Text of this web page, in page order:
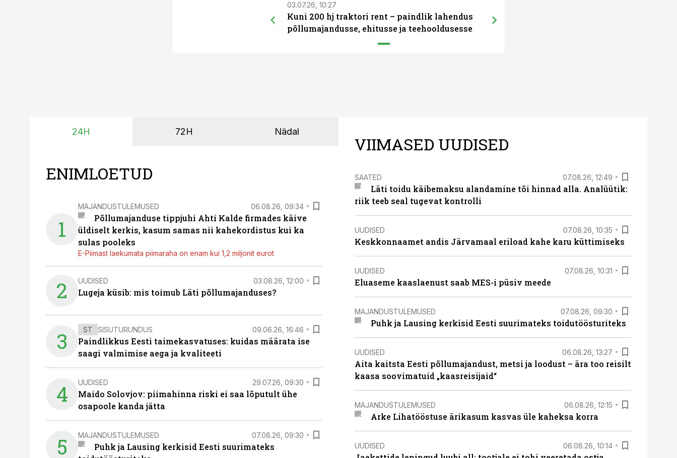
03.07.26, 10:27
Kuni 200 hj traktori rent – paindlik lahendus
põllumajandusse, ehitusse ja teehooldusesse
24H 72H Nädal
ENIMLOETUD
1
MAJANDUSTULEMUSED 06.08.26, 09:34
Põllumajanduse tippjuhi Ahti Kalde firmades käive
üldiselt kerkis, kasum samas nii kahekordistus kui ka
sulas pooleks
E-Piimast laekumata piimaraha on enam kui 1,2 miljonit eurot
2 UUDISED 03.08.26, 12:00
Lugeja küsib: mis toimub Läti põllumajanduses?
3 ST SISUTURUNDUS 09.06.26, 16:46
Paindlikkus Eesti taimekasvatuses: kuidas määrata ise
saagi valmimise aega ja kvaliteeti
4 UUDISED 29.07.26, 09:30
Maido Solovjov: piimahinna riski ei saa lõputult ühe
osapoole kanda jätta
5 MAJANDUSTULEMUSED 07.08.26, 09:30
Puhk ja Lausing kerkisid Eesti suurimateks
VIIMASED UUDISED
SAATED 07.08.26, 12:49
Läti toidu käibemaksu alandamine tõi hinnad alla. Analüütik:
riik teeb seal tugevat kontrolli
UUDISED 07.08.26, 10:35
Keskkonnaamet andis Järvamaal eriload kahe karu küttimiseks
UUDISED 07.08.26, 10:31
Eluaseme kaaslaenust saab MES-i püsiv meede
MAJANDUSTULEMUSED 07.08.26, 09:30
Puhk ja Lausing kerkisid Eesti suurimateks toidutöösturiteks
UUDISED 06.08.26, 13:27
Aita kaitsta Eesti põllumajandust, metsi ja loodust – ära too reisilt
kaasa soovimatuid „kaasreisijaid“
MAJANDUSTULEMUSED 06.08.26, 12:15
Arke Lihatööstuse ärikasum kasvas üle kaheksa korra
UUDISED 06.08.26, 10:14